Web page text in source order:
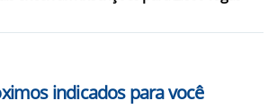
indicados para você